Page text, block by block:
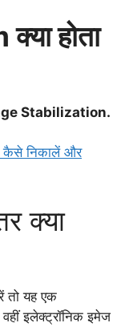
होता
Stabilization.
कैसे निकालें और
क्या
तो यह एक
इलेक्ट्रॉनिक इमेज